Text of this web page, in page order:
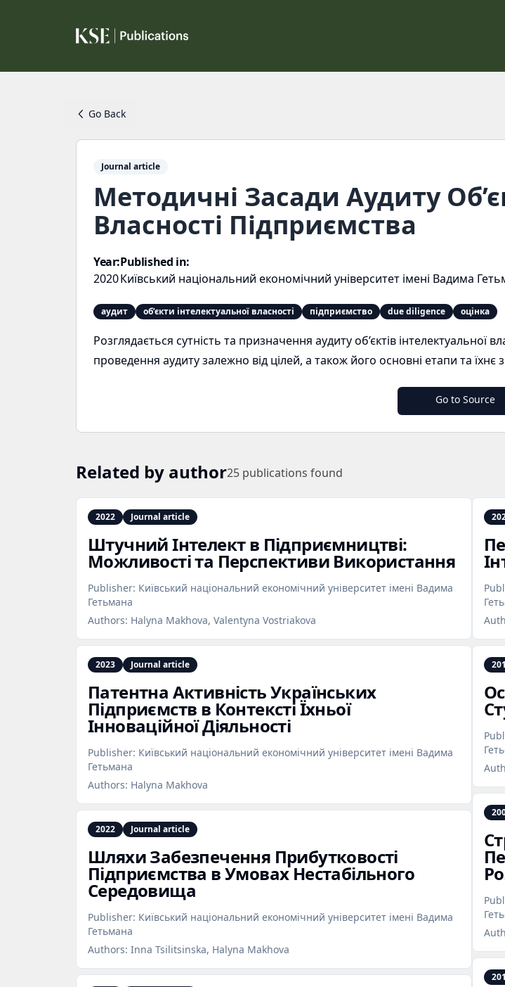
Go Back
Journal article
Методичні Засади Аудиту
Власності Підприємства
Year:
2020
Published in:
Київський національний економічний університет імені Вадима
аудит об’єкти інтелектуальної власності підприємство due diligence оцінка
Розглядається сутність та призначення аудиту об’єктів інтелектуальної
проведення аудиту залежно від цілей, а також його основні етапи та їхнє
Go to Source
Related by author25 publications found
2022 Journal article
Штучний Інтелект в Підприємництві:
Можливості та Перспективи Використання
Publisher: Київський національний економічний університет імені Вадима
Гетьмана
Authors: Halyna Makhova, Valentyna Vostriakova
2023 Journal article
Патентна Активність Українських
Підприємств в Контексті Їхньої
Інноваційної Діяльності
Publisher: Київський національний економічний університет імені Вадима
Гетьмана
Authors: Halyna Makhova
2022 Journal article
Шляхи Забезпечення Прибутковості
Підприємства в Умовах Нестабільного
Середовища
Publisher: Київський національний економічний університет імені Вадима
Гетьмана
Authors: Inna Tsilitsinska, Halyna Makhova